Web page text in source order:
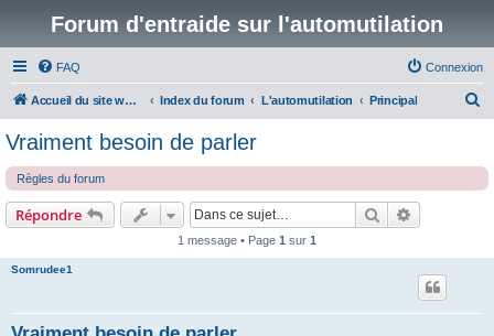
Forum d'entraide sur l'automutilation
FAQ Connexion
Accueil du site www.automutilations.info Index du forum L'automutilation Principal
c
e
Vraiment besoin de parler
Règles du forum
Répondre Rechercher
1 message • Page 1 sur 1
Somrudee1